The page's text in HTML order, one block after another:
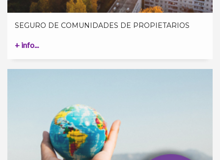
SEGURO DE COMUNIDADES DE PROPIETARIOS
+ info...